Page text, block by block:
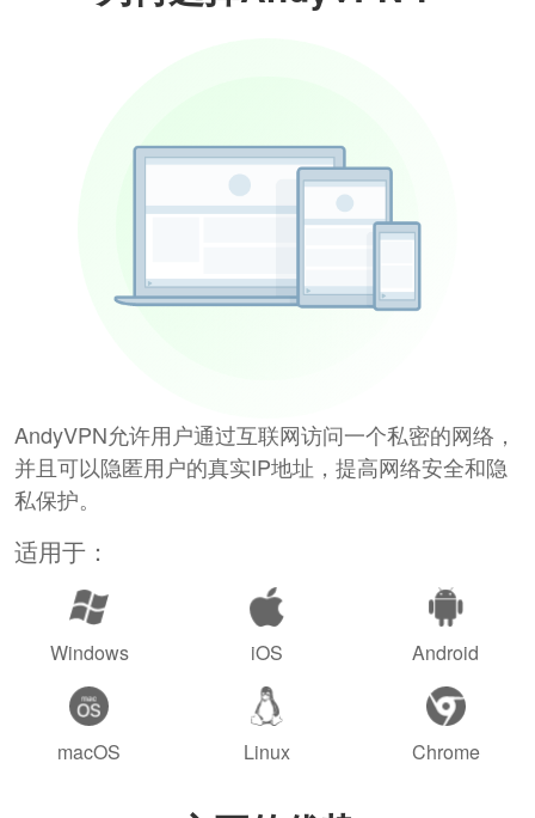
AndyVPN允许用户通过互联网访问一个私密的网络，
并且可以隐匿用户的真实IP地址，提高网络安全和隐
私保护。
适用于：
Windows iOS Android
macOS Linux Chrome